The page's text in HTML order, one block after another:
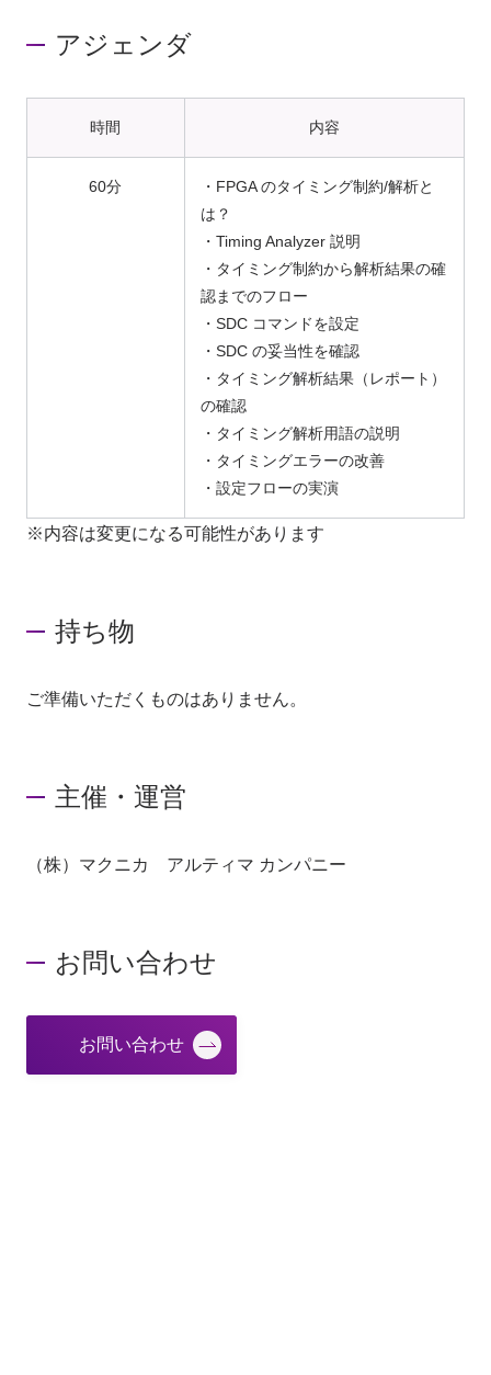
アジェンダ
時間 内容
60分
・FPGA のタイミング制約/解析と
は？
・Timing Analyzer 説明
・タイミング制約から解析結果の確
認までのフロー
・SDC コマンドを設定
・SDC の妥当性を確認
・タイミング解析結果（レポート）
の確認
・タイミング解析用語の説明
・タイミングエラーの改善
・設定フローの実演
※内容は変更になる可能性があります
持ち物
ご準備いただくものはありません。
主催・運営
（株）マクニカ アルティマ カンパニー
お問い合わせ
お問い合わせ